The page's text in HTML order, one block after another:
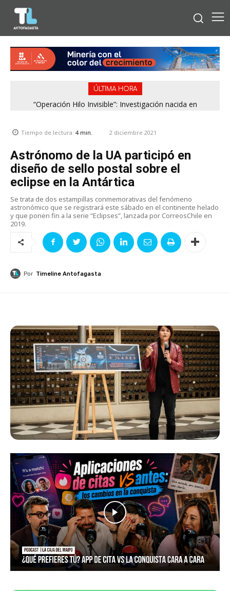
ÚLTIMA HORA
“Operación Hilo Invisible”: Investigación nacida en
Tiempo de lectura: 4min. 2 diciembre 2021
Astrónomo de la UA participó en
diseño de sello postal sobre el
eclipse en la Antártica
Se trata de dos estampillas conmemorativas del fenómeno
astronómico que se registrará este sábado en el continente helado
y que ponen fin a la serie “Eclipses”, lanzada por CorreosChile en
2019.
Por Timeline Antofagasta